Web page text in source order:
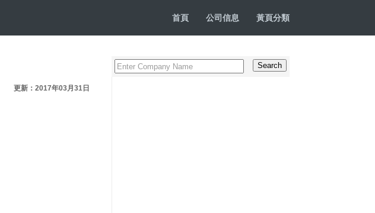
首頁 公司信息 黃頁分類
更新：2017年03月31日